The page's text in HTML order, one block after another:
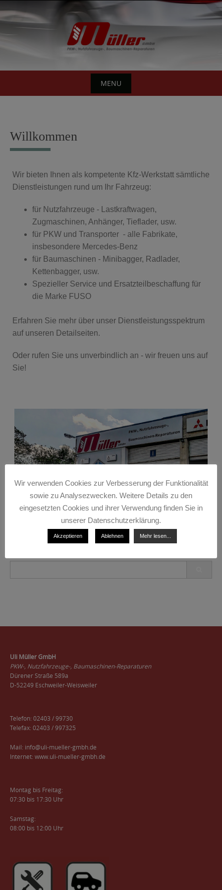
to
content
MENU
content
Willkommen
Wir bieten Ihnen als kompetente Kfz-Werkstatt sämtliche
Dienstleistungen rund um Ihr Fahrzeug:
für Nutzfahrzeuge - Lastkraftwagen,
Zugmaschinen, Anhänger, Tieflader, usw.
für PKW und Transporter - alle Fabrikate,
insbesondere Mercedes-Benz
für Baumaschinen - Minibagger, Radlader,
Kettenbagger, usw.
Spezieller Service und Ersatzteilbeschaffung für
die Marke FUSO
Erfahren Sie mehr über unser Dienstleistungsspektrum
auf unseren Detailseiten.
Oder rufen Sie uns unverbindlich an - wir freuen uns auf
Sie!
Uli Müller GmbH
PKW-, Nutzfahrzeuge-, Baumaschinen-Reparaturen
Dürener Straße 589a
D-52249 Eschweiler-Weisweiler
Telefon: 02403 / 99730
Telefax: 02403 / 997325
Mail: info@uli-mueller-gmbh.de
Internet: www.uli-mueller-gmbh.de
Montag bis Freitag:
07:30 bis 17:30 Uhr
Samstag:
08:00 bis 12:00 Uhr
Wir verwenden Cookies zur Verbesserung der Funktionalität
sowie zu Analysezwecken. Weitere Details zu den
eingesetzten Cookies und ihrer Verwendung finden Sie in
unserer Datenschutzerklärung.
Akzeptieren Ablehnen Mehr lesen...